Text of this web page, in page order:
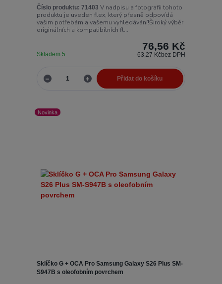
Číslo produktu: 71403 V nadpisu a fotografii tohoto
produktu je uveden flex, který přesně odpovídá
vašim potřebám a vašemu vyhledávání!Široký výběr
originálních a kompatibilních fl...
76,56 Kč
63,27 Kčbez DPH
Skladem 5
Přidat do košíku
Novinka
Sklíčko G + OCA Pro Samsung Galaxy S26 Plus SM-
S947B s oleofobním povrchem